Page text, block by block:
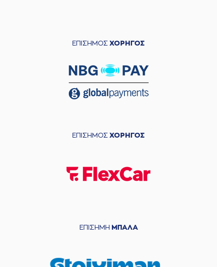
ΕΠΙΣΗΜΟΣ ΧΟΡΗΓΟΣ
ΕΠΙΣΗΜΟΣ ΧΟΡΗΓΟΣ
ΕΠΙΣΗΜΗ ΜΠΑΛΑ